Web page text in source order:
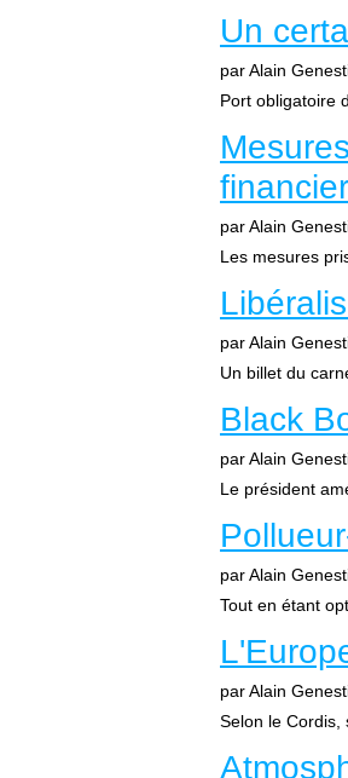
Un
par Alain
Port obligatoire
par Alain
Les mesures
par Alain
Un billet du
Black
par Alain
Le président
par Alain
Tout en étant
par Alain
Selon le Cordis,